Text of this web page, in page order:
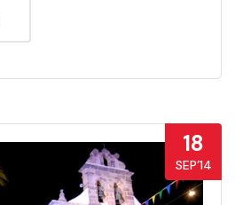
18
SEP’14